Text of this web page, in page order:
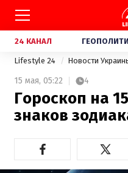
24 КАНАЛ
Lifestyle 24 Новости
15 мая, 05:22 4
Гороскоп на
знаков